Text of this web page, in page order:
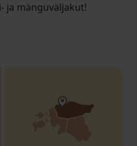
ja mänguväljakut!